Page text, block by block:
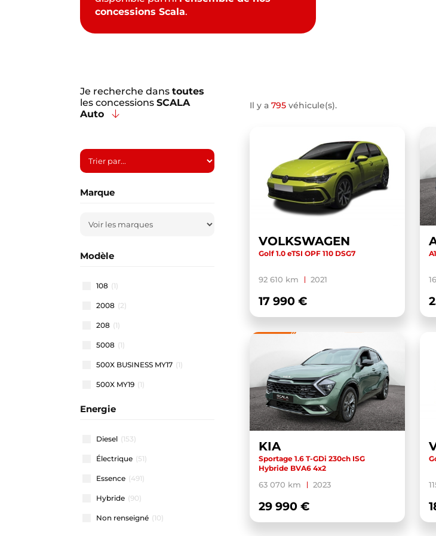
concessions Scala.
Je recherche danstoutes
les concessionsSCALA
Auto
Marque
Modèle
108 (1)
2008 (2)
208 (1)
5008 (1)
500X BUSINESS MY17 (1)
500X MY19 (1)
500X MY22
911 CARRERA COUPE
A1 ALLSTREET
A1 SPORTBACK
A3 ALLSTREET
A3 BERLINE (1)
Energie
Diesel (153)
Électrique (51)
Essence (491)
Hybride (90)
Non renseigné (10)
Il y a 795véhicule(s).
VOLKSWAGEN
Golf 1.0 eTSI OPF 110 DSG7
92 610 km 2021
17 990 €
KIA
Sportage 1.6 T-GDi 230ch ISG
Hybride BVA6 4x2
63 070 km 2023
29 990 €